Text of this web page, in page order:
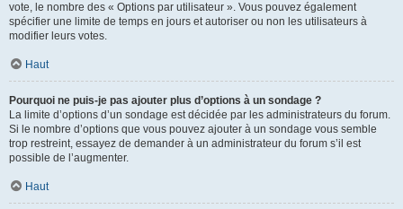
vote, le nombre des « Options par utilisateur ». Vous pouvez également
spécifier une limite de temps en jours et autoriser ou non les utilisateurs à
modifier leurs votes.
Haut
Pourquoi ne puis-je pas ajouter plus d’options à un sondage ?
La limite d’options d’un sondage est décidée par les administrateurs du forum.
Si le nombre d’options que vous pouvez ajouter à un sondage vous semble
trop restreint, essayez de demander à un administrateur du forum s’il est
possible de l’augmenter.
Haut